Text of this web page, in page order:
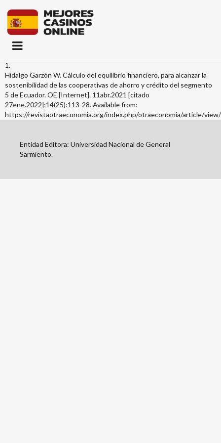
1.
Hidalgo Garzón W. Cálculo del equilibrio financiero, para alcanzar la
sostenibilidad de las cooperativas de ahorro y crédito del segmento
5 de Ecuador. OE [Internet]. 11abr.2021 [citado
27ene.2022];14(25):113-28. Available from:
https://revistaotraeconomia.org/index.php/otraeconomia/article/
Entidad Editora: Universidad Nacional de General
Sarmiento.